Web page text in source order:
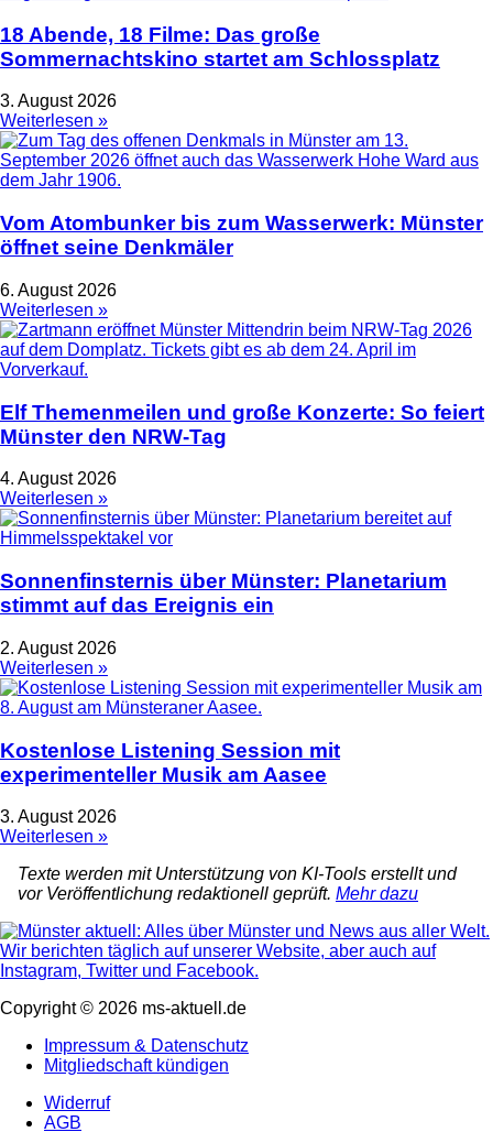
18 Abende, 18 Filme: Das große
Sommernachtskino startet am Schlossplatz
3. August 2026
Weiterlesen »
Vom Atombunker bis zum Wasserwerk: Münster
öffnet seine Denkmäler
6. August 2026
Weiterlesen »
Elf Themenmeilen und große Konzerte: So feiert
Münster den NRW-Tag
4. August 2026
Weiterlesen »
Sonnenfinsternis über Münster: Planetarium
stimmt auf das Ereignis ein
2. August 2026
Weiterlesen »
Kostenlose Listening Session mit
experimenteller Musik am Aasee
3. August 2026
Weiterlesen »
Texte werden mit Unterstützung von KI-Tools erstellt und
vor Veröffentlichung redaktionell geprüft. Mehr dazu
Copyright © 2026 ms-aktuell.de
Impressum & Datenschutz
Mitgliedschaft kündigen
Widerruf
AGB